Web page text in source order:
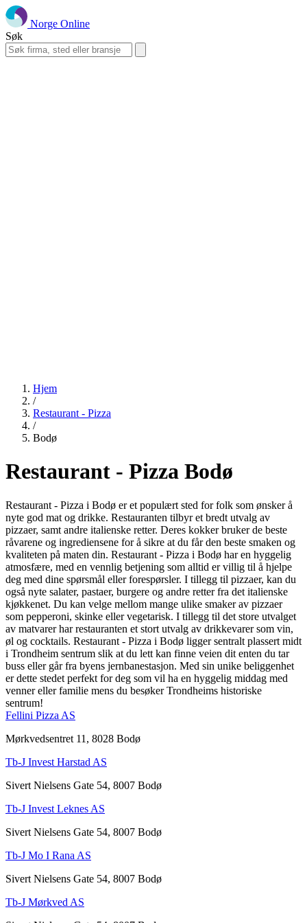
Norge Online
Søk
Hjem
/
Restaurant - Pizza
/
Bodø
Restaurant - Pizza Bodø
Restaurant - Pizza i Bodø er et populært sted for folk som ønsker å
nyte god mat og drikke. Restauranten tilbyr et bredt utvalg av
pizzaer, samt andre italienske retter. Deres kokker bruker de beste
råvarene og ingrediensene for å sikre at du får den beste smaken og
kvaliteten på maten din. Restaurant - Pizza i Bodø har en hyggelig
atmosfære, med en vennlig betjening som alltid er villig til å hjelpe
deg med dine spørsmål eller forespørsler. I tillegg til pizzaer, kan du
også nyte salater, pastaer, burgere og andre retter fra det italienske
kjøkkenet. Du kan velge mellom mange ulike smaker av pizzaer
som pepperoni, skinke eller vegetarisk. I tillegg til det store utvalget
av matvarer har restauranten et stort utvalg av drikkevarer som vin,
øl og cocktails. Restaurant - Pizza i Bodø ligger sentralt plassert midt
i Trondheim sentrum slik at du lett kan finne veien dit enten du tar
buss eller går fra byens jernbanestasjon. Med sin unike beliggenhet
er dette stedet perfekt for deg som vil ha en hyggelig middag med
venner eller familie mens du besøker Trondheims historiske
sentrum!
Fellini Pizza AS
Mørkvedsentret 11, 8028 Bodø
Tb-J Invest Harstad AS
Sivert Nielsens Gate 54, 8007 Bodø
Tb-J Invest Leknes AS
Sivert Nielsens Gate 54, 8007 Bodø
Tb-J Mo I Rana AS
Sivert Nielsens Gate 54, 8007 Bodø
Tb-J Mørkved AS